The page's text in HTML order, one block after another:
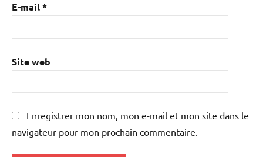
E-mail*
Site web
Enregistrer mon nom, mon e-mail et mon site dans le
navigateur pour mon prochain commentaire.